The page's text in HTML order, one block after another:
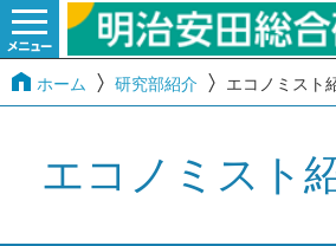
ホーム 研究部紹介 エコノミスト
エコノミスト